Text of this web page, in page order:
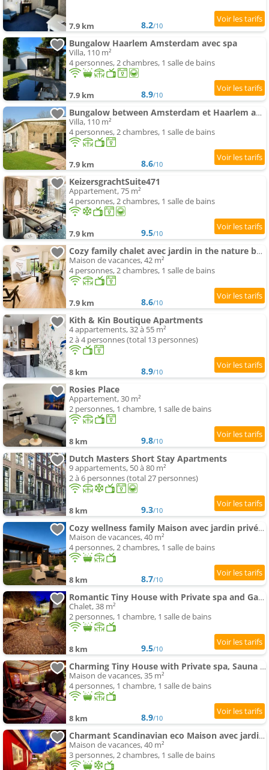
7.9 km 8.2/10
Bungalow Haarlem Amsterdam avec spa
Villa, 110 m²
4 personnes, 2 chambres, 1 salle de bains
7.9 km 8.9/10
Bungalow between Amsterdam et Haarlem avec sauna
Villa, 110 m²
4 personnes, 2 chambres, 1 salle de bains
7.9 km 8.6/10
KeizersgrachtSuite471
Appartement, 75 m²
4 personnes, 2 chambres, 1 salle de bains
7.9 km 9.5/10
Cozy family chalet avec jardin in the nature between Amsterdam Haarlem et Schiphol Airport
Maison de vacances, 42 m²
4 personnes, 2 chambres, 1 salle de bains
7.9 km 8.6/10
Kith & Kin Boutique Apartments
4 appartements, 32 à 55 m²
2 à 4 personnes (total 13 personnes)
8 km 8.9/10
Rosies Place
Appartement, 30 m²
2 personnes, 1 chambre, 1 salle de bains
8 km 9.8/10
Dutch Masters Short Stay Apartments
9 appartements, 50 à 80 m²
2 à 6 personnes (total 27 personnes)
8 km 9.3/10
Cozy wellness family Maison avec jardin privé & spa & sauna between Amsterdam Haarlem et Schiphol
Maison de vacances, 40 m²
4 personnes, 2 chambres, 1 salle de bains
8 km 8.7/10
Romantic Tiny House with Private spa and Garden between Amsterdam Haarlem and Schiphol Airport
Chalet, 38 m²
2 personnes, 1 chambre, 1 salle de bains
8 km 9.5/10
Charming Tiny House with Private spa, Sauna and Garden & Free Parking between Amsterdam Haarlem and
Maison de vacances, 35 m²
4 personnes, 1 chambre, 1 salle de bains
8 km 8.9/10
Charmant Scandinavian eco Maison avec jardin privé et spa between Amsterdam Haarlem et Schiphol A
Maison de vacances, 40 m²
3 personnes, 2 chambres, 1 salle de bains